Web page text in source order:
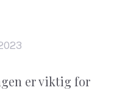
er viktig for